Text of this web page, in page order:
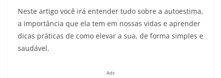
Neste artigo você irá entender tudo sobre a autoestima,
a importância que ela tem em nossas vidas e aprender
dicas práticas de como elevar a sua, de forma simples e
saudável.
Ads